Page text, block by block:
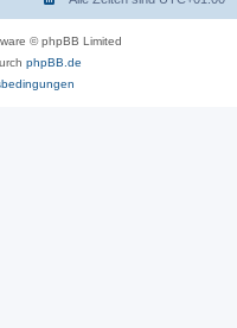
© phpBB Limited
phpBB.de